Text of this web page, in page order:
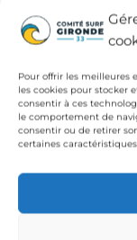
Pour offrir les meilleures
les cookies pour stocker
consentir à ces
le comportement de
consentir ou de retirer
certaines
Conseil
Ligue de Surf de
CdC Médoc